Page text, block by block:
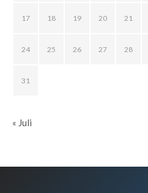
17 18 19 20 21
24 25 26 27 28
31
« Juli